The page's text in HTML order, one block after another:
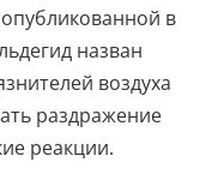
в
назван
воздуха
раздражение
реакции.